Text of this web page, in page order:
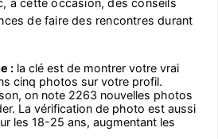
de faire des rencontres durant
: la clé est de montrer votre vrai
cinq photos sur votre profil.
on note 2263 nouvelles photos
La vérification de photo est aussi
les 18-25 ans, augmentant les